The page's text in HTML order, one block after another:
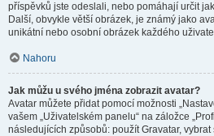
příspěvků jste odeslali, nebo pomáhají určit
Další, obvykle větší obrázek, je známý jako
unikátní nebo osobní obrázek každého
Nahoru
Jak můžu u svého jména zobrazit avatar?
Avatar můžete přidat pomocí možnosti
vašem „Uživatelském panelu“ na záložce
následujících způsobů: použít Gravatar,